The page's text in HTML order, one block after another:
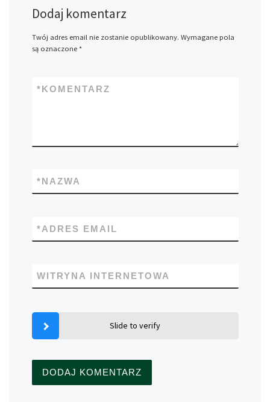
Dodaj komentarz
Twój adres email nie zostanie opublikowany. Wymagane pola
są oznaczone *
KOMENTARZ
*
NAZWA
*
ADRES EMAIL
*
WITRYNA INTERNETOWA
Slide to verify